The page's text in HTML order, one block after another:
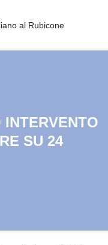
al Rubicone
SU 24